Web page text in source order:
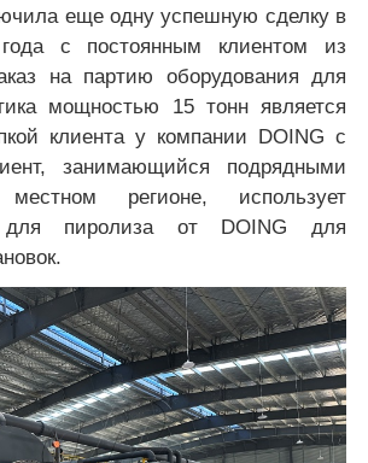
еще одну успешную сделку в
с постоянным клиентом из
на партию оборудования для
мощностью 15 тонн является
клиента у компании DOING с
занимающийся подрядными
регионе, использует
для пиролиза от DOING для